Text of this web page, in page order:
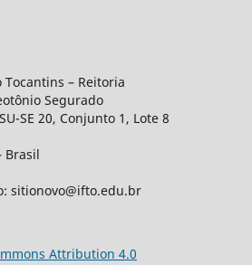
– Reitoria
Segurado
SE 20, Conjunto 1, Lote 8
Brasil
sitionovo@ifto.edu.br
Attribution 4.0